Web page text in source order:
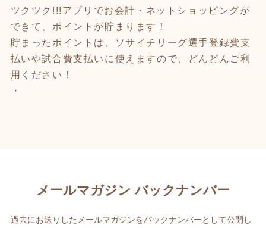
ツクツク!!!アプリでお会計・ネットショッピングが
できて、ポイントが貯まります！
貯まったポイントは、ソサイチリーグ選手登録費支
払いや試合費支払いに使えますので、どんどんご利
用ください！
・
メールマガジン バックナンバー
過去にお送りしたメールマガジンをバックナンバーとして公開し